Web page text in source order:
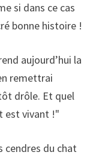
si dans ce cas
bonne histoire !
aujourd’hui la
remettrai
drôle. Et quel
est vivant !"
cendres du chat